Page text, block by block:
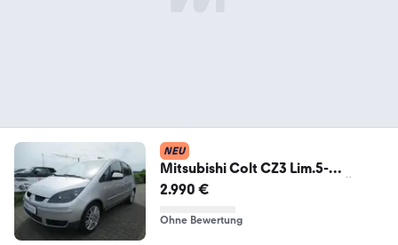
NEU
Mitsubishi Colt CZ3 Lim.5-
trg.1.3Motion Plus/1.Hand/TÜV
2.990 €
Ohne Bewertung